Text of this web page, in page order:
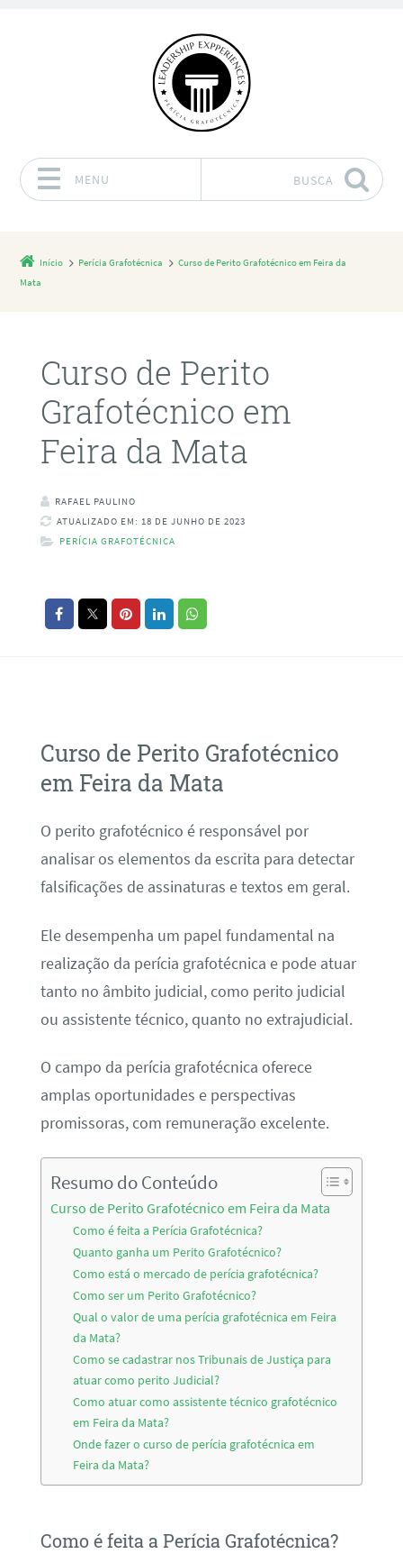
MENU BUSCA
Início Perícia Grafotécnica
Curso de Perito Grafotécnico em Feira da
Mata
Curso de Perito
Grafotécnico em
Feira da Mata
RAFAEL PAULINO
ATUALIZADO EM: 18 DE JUNHO DE 2023
PERÍCIA GRAFOTÉCNICA
Curso de Perito Grafotécnico
em Feira da Mata
O perito grafotécnico é responsável por
analisar os elementos da escrita para detectar
falsificações de assinaturas e textos em geral.
Ele desempenha um papel fundamental na
realização da perícia grafotécnica e pode atuar
tanto no âmbito judicial, como perito judicial
ou assistente técnico, quanto no extrajudicial.
O campo da perícia grafotécnica oferece
amplas oportunidades e perspectivas
promissoras, com remuneração excelente.
Resumo do Conteúdo
Curso de Perito Grafotécnico em Feira da Mata
Como é feita a Perícia Grafotécnica?
Quanto ganha um Perito Grafotécnico?
Como está o mercado de perícia grafotécnica?
Como ser um Perito Grafotécnico?
Qual o valor de uma perícia grafotécnica em Feira
da Mata?
Como se cadastrar nos Tribunais de Justiça para
atuar como perito Judicial?
Como atuar como assistente técnico grafotécnico
em Feira da Mata?
Onde fazer o curso de perícia grafotécnica em
Feira da Mata?
Como é feita a Perícia Grafotécnica?